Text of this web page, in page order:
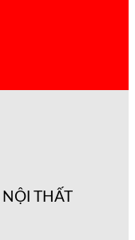
THẤT